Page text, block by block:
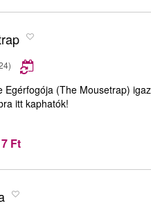
Egérfogója (The Mousetrap)
itt kaphatók!
Ft